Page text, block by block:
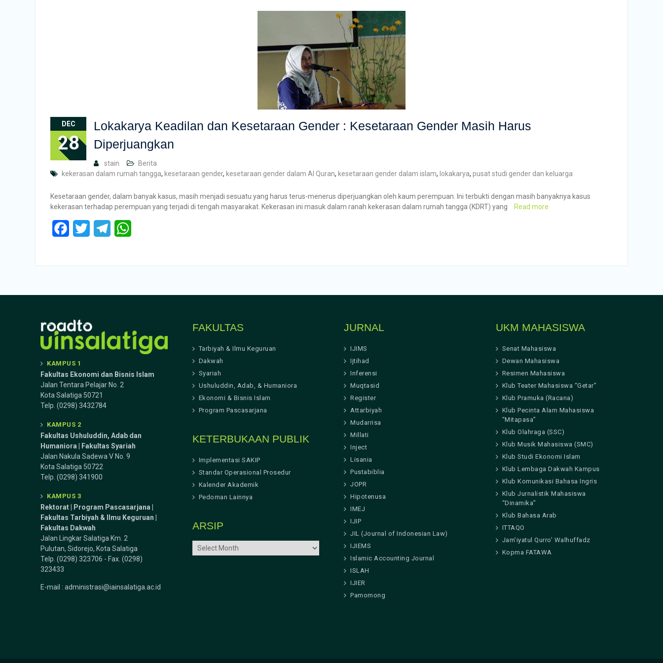
DEC
28
Lokakarya Keadilan dan Kesetaraan Gender : Kesetaraan Gender Masih Harus
Diperjuangkan
stain
Berita
kekerasan dalam rumah tangga, kesetaraan gender, kesetaraan gender dalam Al Quran, kesetaraan gender dalam islam, lokakarya, pusat studi gender dan keluarga
Kesetaraan gender, dalam banyak kasus, masih menjadi sesuatu yang harus terus-menerus diperjuangkan oleh kaum perempuan. Ini terbukti dengan masih banyaknya kasus
kekerasan terhadap perempuan yang terjadi di tengah masyarakat. Kekerasan ini masuk dalam ranah kekerasan dalam rumah tangga (KDRT) yang
Read more
Facebook
Twitter Telegram
KAMPUS 1
Fakultas Ekonomi dan Bisnis Islam
Jalan Tentara Pelajar No. 2
Kota Salatiga 50721
Telp. (0298) 3432784
KAMPUS 2
Fakultas Ushuluddin, Adab dan
Humaniora | Fakultas Syariah
Jalan Nakula Sadewa V No. 9
Kota Salatiga 50722
Telp. (0298) 341900
KAMPUS 3
Rektorat | Program Pascasarjana |
Fakultas Tarbiyah & Ilmu Keguruan |
Fakultas Dakwah
Jalan Lingkar Salatiga Km. 2
Pulutan, Sidorejo, Kota Salatiga
Telp. (0298) 323706 - Fax. (0298)
323433
E-mail : administrasi@iainsalatiga.ac.id
FAKULTAS
Tarbiyah & Ilmu Keguruan
Dakwah
Syariah
Ushuluddin, Adab, & Humaniora
Ekonomi & Bisnis Islam
Program Pascasarjana
KETERBUKAAN PUBLIK
Implementasi SAKIP
Standar Operasional Prosedur
Kalender Akademik
Pedoman Lainnya
ARSIP
ARSIP
JURNAL
IJIMS
Ijtihad
Inferensi
Muqtasid
Register
Attarbiyah
Mudarrisa
Millati
Inject
Lisania
Pustabiblia
JOPR
Hipotenusa
IMEJ
IJIP
JIL (Journal of Indonesian Law)
IJIEMS
Islamic Accounting Journal
ISLAH
IJIER
Pamomong
UKM MAHASISWA
Senat Mahasiswa
Dewan Mahasiswa
Resimen Mahasiswa
Klub Teater Mahasiswa “Getar”
Klub Pramuka (Racana)
Klub Pecinta Alam Mahasiswa
“Mitapasa”
Klub Olahraga (SSC)
Klub Musik Mahasiswa (SMC)
Klub Studi Ekonomi Islam
Klub Lembaga Dakwah Kampus
Klub Komunikasi Bahasa Ingris
Klub Jurnalistik Mahasiswa
“Dinamika”
Klub Bahasa Arab
ITTAQO
Jam’iyatul Qurro’ Walhuffadz
Kopma FATAWA